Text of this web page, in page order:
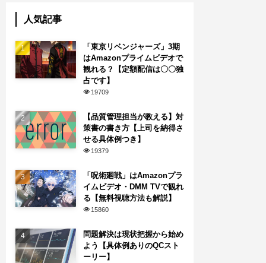
人気記事
「東京リベンジャーズ」3期
はAmazonプライムビデオで
観れる？【定額配信は〇〇独
占です】
19709
【品質管理担当が教える】対
策書の書き方【上司を納得さ
せる具体例つき】
19379
「呪術廻戦」はAmazonプラ
イムビデオ・DMM TVで観れ
る【無料視聴方法も解説】
15860
問題解決は現状把握から始め
よう【具体例ありのQCスト
ーリー】